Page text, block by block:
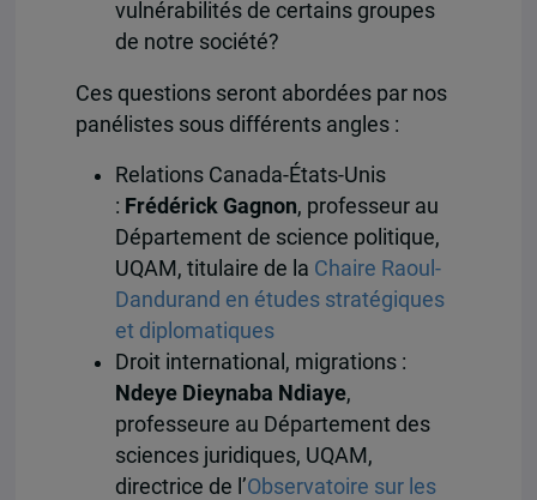
vulnérabilités de certains groupes
de notre société?
Cesquestions seront abordées par nos
panélistes sous différents angles :
Relations Canada-États-Unis
: Frédérick Gagnon, professeur au
Département de science politique,
UQAM, titulaire de la Chaire Raoul-
Dandurand en études stratégiques
et diplomatiques
Droit international, migrations :
Ndeye Dieynaba Ndiaye,
professeure au Département des
sciences juridiques, UQAM,
directrice de l’Observatoire sur les